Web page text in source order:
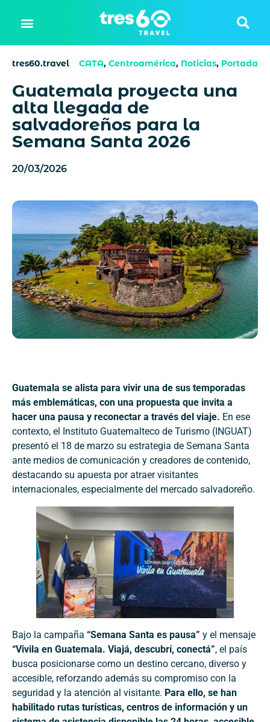
tres60.travel CATA, Centroamérica, Noticias, Portada
Guatemala proyecta una
alta llegada de
salvadoreños para la
Semana Santa 2026
20/03/2026
Guatemala se alista para vivir una de sus temporadas
más emblemáticas, con una propuesta que invita a
hacer una pausa y reconectar a través del viaje. En ese
contexto, el Instituto Guatemalteco de Turismo (INGUAT)
presentó el 18 de marzo su estrategia de Semana Santa
ante medios de comunicación y creadores de contenido,
destacando su apuesta por atraer visitantes
internacionales, especialmente del mercado salvadoreño.
Bajo la campaña “Semana Santa es pausa” y el mensaje
“Vivila en Guatemala. Viajá, descubrí, conectá”, el país
busca posicionarse como un destino cercano, diverso y
accesible, reforzando además su compromiso con la
seguridad y la atención al visitante. Para ello, se han
habilitado rutas turísticas, centros de información y un